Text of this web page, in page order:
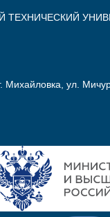
ТЕХНИЧЕСКИЙ
Михайловка, ул.